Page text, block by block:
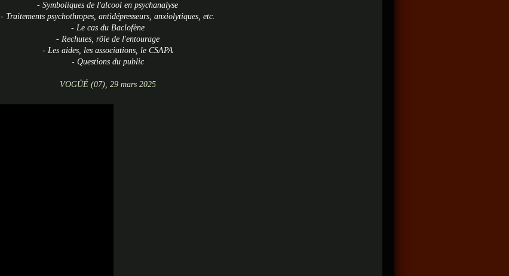
- Symboliques de l'alcool en psychanalyse
- Traitements psychothropes, antidépresseurs, anxiolytiques, etc.
- Le cas du Baclofène
- Rechutes, rôle de l'entourage
- Les aides, les associations, le CSAPA
- Questions du public
VOGÜÉ (07), 29 mars 2025